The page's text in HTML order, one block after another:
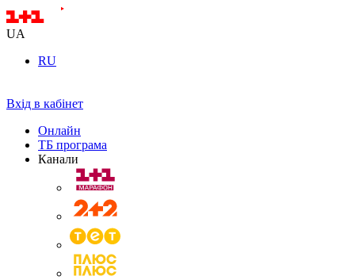
UA
RU
Вхід в кабінет
Онлайн
ТБ програма
Канали